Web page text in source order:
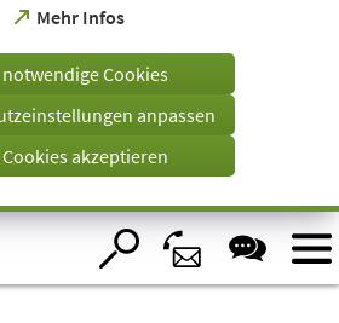
Mehr Infos
(Öffnet
einem
Tab)
Cookies
anpassen
akzeptieren